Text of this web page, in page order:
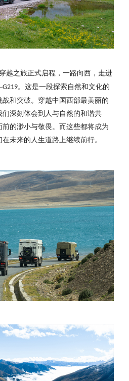
越之旅正式启程，一路向西，走进
G219。这是一段探索自然和文化的
和突破。穿越中国西部最美丽的
深刻体会到人与自然的和谐共
的渺小与敬畏。而这些都将成为
未来的人生道路上继续前行。